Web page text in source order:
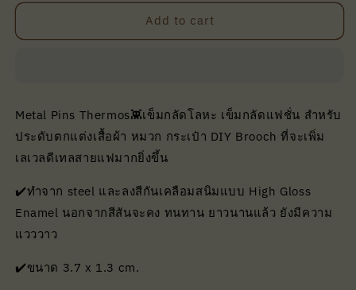
for
Pins
for
Pins
Add to cart
Metal Pins Thermos👾เข็มกลัดโลหะ เข็มกลัดแฟชั่น สำหรับ
ประดับตกแต่งเสื้อผ้า หมวก กระเป๋า DIY Brooch ที่จะเพิ่ม
เลเวลดีเทลสายแฟมากยิ่งขึ้น
✔️ทำจาก steel และลงสีกันเคลือมสนิมแบบ High Gloss
Enamel นอกจากสีสันจะคง ทนทาน ยาวนานแล้ว ยังมีความ
แวววาว
✔️ขนาด 3.7 x 1.3 cm.